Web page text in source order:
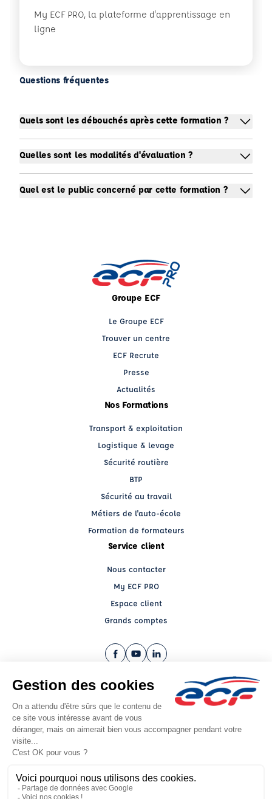
My ECF PRO, la plateforme d'apprentissage en
ligne
Questions fréquentes
Quels sont les débouchés après cette formation ?
Quelles sont les modalités d'évaluation ?
Quel est le public concerné par cette formation ?
Groupe ECF
Le Groupe ECF
Trouver un centre
ECF Recrute
Presse
Actualités
Nos Formations
Transport & exploitation
Logistique & levage
Sécurité routière
BTP
Sécurité au travail
Métiers de l'auto-école
Formation de formateurs
Service client
Nous contacter
My ECF PRO
Espace client
Grands comptes
Facebook (nouvelle fenêtre)
YouTube (nouvelle fenêtre)
LinkedIn (nouvelle fenêtre)
CGV
Mentions légales
© 2026 École de Conduite Française. Tous droits réservés